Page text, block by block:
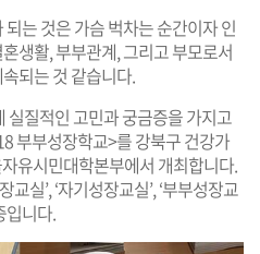
는 것은 가슴 벅차는 순간이자 인
생활, 부부관계, 그리고 부모로서
되는 것 같습니다.
질적인 고민과 궁금증을 가지고
부부성장학교>를 강북구 건강가
유시민대학본부에서 개최합니다.
실’, ‘자기성장교실’, ‘부부성장교
입니다.